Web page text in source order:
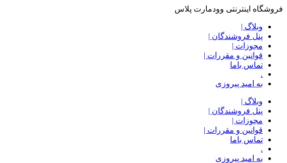
فروشگاه اینترنتی وودمارت پلاس
وبلاگ |
پنل فروشندگان |
مجوزات |
قوانین و مقررات |
تماس باما
.
به امید پیروزی
وبلاگ |
پنل فروشندگان |
مجوزات |
قوانین و مقررات |
تماس باما
.
به امید پیروزی